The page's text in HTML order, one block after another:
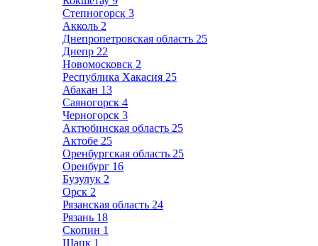
Степногорск 3
Акколь 2
Днепропетровская область 25
Днепр 22
Новомосковск 2
Республика Хакасия 25
Абакан 13
Саяногорск 4
Черногорск 3
Актюбинская область 25
Актобе 25
Оренбургская область 25
Оренбург 16
Бузулук 2
Орск 2
Рязанская область 24
Рязань 18
Скопин 1
Шацк 1